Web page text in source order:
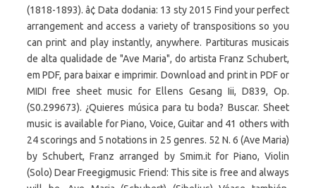
(1818-1893). â¢ Data dodania: 13 sty 2015 Find your perfect
arrangement and access a variety of transpositions so you
can print and play instantly, anywhere. Partituras musicais
de alta qualidade de "Ave Maria", do artista Franz Schubert,
em PDF, para baixar e imprimir. Download and print in PDF or
MIDI free sheet music for Ellens Gesang Iii, D839, Op.
(S0.299673). ¿Quieres música para tu boda? Buscar. Sheet
music is available for Piano, Voice, Guitar and 41 others with
24 scorings and 5 notations in 25 genres. 52 N. 6 (Ave Maria)
by Schubert, Franz arranged by Smim.it for Piano, Violin
(Solo) Dear Freegigmusic Friend: This site is free and always